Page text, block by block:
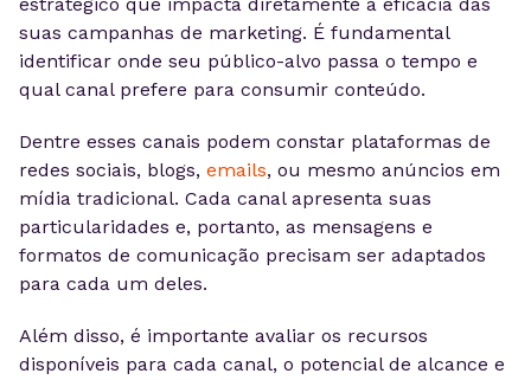
suas campanhas de marketing. É fundamental
identificar onde seu público-alvo passa o tempo e
qual canal prefere para consumir conteúdo.
Dentre esses canais podem constar plataformas de
redes sociais, blogs, emails, ou mesmo anúncios em
mídia tradicional. Cada canal apresenta suas
particularidades e, portanto, as mensagens e
formatos de comunicação precisam ser adaptados
para cada um deles.
Além disso, é importante avaliar os recursos
disponíveis para cada canal, o potencial de alcance e